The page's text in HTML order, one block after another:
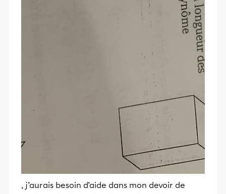
, j’aurais besoin d’aide dans mon devoir de